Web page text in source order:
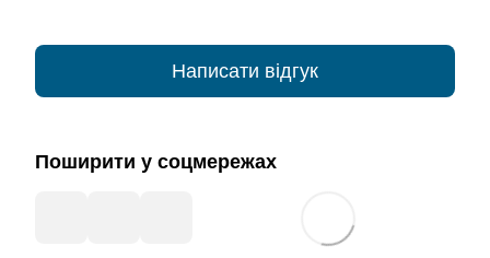
Написати відгук
Поширити у соцмережах